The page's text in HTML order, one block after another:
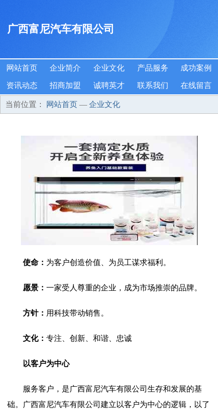
广西富尼汽车有限公司
网站首页 企业简介 企业文化 产品服务 成功案例
资讯动态 招商加盟 诚聘英才 联系我们 在线留言
当前位置： 网站首页 — 企业文化
使命： 为客户创造价值、为员工谋求福利。
愿景： 一家受人尊重的企业，成为市场推崇的品牌。
方针： 用科技带动销售。
文化： 专注、创新、和谐、忠诚
以客户为中心
服务客户，是广西富尼汽车有限公司生存和发展的基
础。广西富尼汽车有限公司建立以客户为中心的逻辑，以了